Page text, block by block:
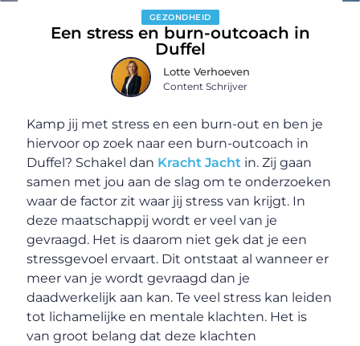
GEZONDHEID
Een stress en burn-outcoach in
Duffel
Lotte Verhoeven
Content Schrijver
Kamp jij met stress en een burn-out en ben je
hiervoor op zoek naar een burn-outcoach in
Duffel? Schakel dan Kracht Jacht in. Zij gaan
samen met jou aan de slag om te onderzoeken
waar de factor zit waar jij stress van krijgt. In
deze maatschappij wordt er veel van je
gevraagd. Het is daarom niet gek dat je een
stressgevoel ervaart. Dit ontstaat al wanneer er
meer van je wordt gevraagd dan je
daadwerkelijk aan kan. Te veel stress kan leiden
tot lichamelijke en mentale klachten. Het is
van groot belang dat deze klachten